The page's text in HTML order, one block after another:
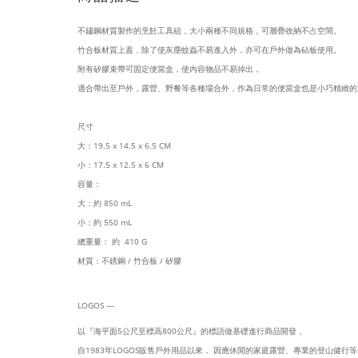
不鏽鋼材質製作的烹飪工具組，大小兩種不同規格，可層疊收納不占空間。
竹合板材質上蓋，除了使灰塵蚊蟲不易進入外，亦可在戶外做為砧板使用。
附有矽膠束帶可固定便當盒，使內容物品不易掉出，
適合帶出至戶外，露營、 野餐等各種場合外，作為日常的便當盒也是小巧精緻
尺寸
大：19.5 x 14.5 x 6.5 CM
小：17.5 x 12.5 x 6 CM
容量：
大：約 850 mL
小：約 550 mL
總重量： 約 410 G
材質：不銹鋼 / 竹合板 / 矽膠
LOGOS —
以『海平面5公尺至標高800公尺』的標語做基礎進行商品開發，
自1983年LOGOS販售戶外用品以來， 因應休閒的家庭露營、專業的登山健行